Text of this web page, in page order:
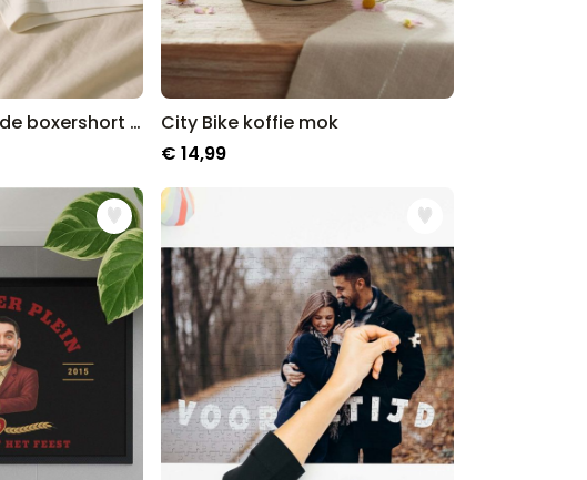
Gepersonaliseerde boxershort met gezicht en kerstmuts
City Bike koffie mok
€ 14,99